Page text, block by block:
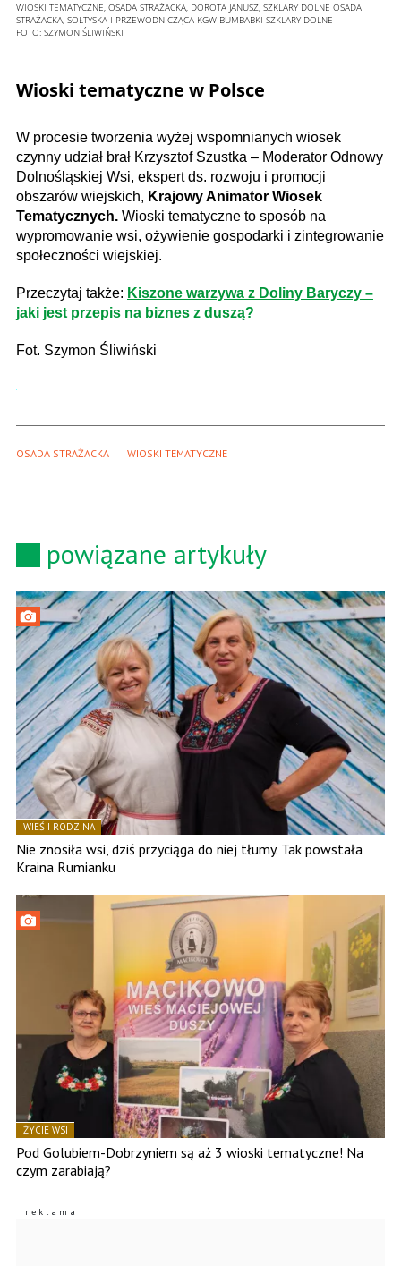
WIOSKI TEMATYCZNE, OSADA STRAŻACKA, DOROTA JANUSZ, SZKLARY DOLNE OSADA
STRAŻACKA, SOŁTYSKA I PRZEWODNICZĄCA KGW BUMBABKI SZKLARY DOLNE
FOTO: SZYMON ŚLIWIŃSKI
Wioski tematyczne w Polsce
W procesie tworzenia wyżej wspomnianych wiosek
czynny udział brał Krzysztof Szustka – Moderator Odnowy
Dolnośląskiej Wsi, ekspert ds. rozwoju i promocji
obszarów wiejskich, Krajowy Animator Wiosek
Tematycznych. Wioski tematyczne to sposób na
wypromowanie wsi, ożywienie gospodarki i zintegrowanie
społeczności wiejskiej.
Przeczytaj także: Kiszone warzywa z Doliny Baryczy –
jaki jest przepis na biznes z duszą?
Fot. Szymon Śliwiński
OSADA STRAŻACKA WIOSKI TEMATYCZNE
powiązane artykuły
WIEŚ I RODZINA
Nie znosiła wsi, dziś przyciąga do niej tłumy. Tak powstała
Kraina Rumianku
ŻYCIE WSI
Pod Golubiem-Dobrzyniem są aż 3 wioski tematyczne! Na
czym zarabiają?